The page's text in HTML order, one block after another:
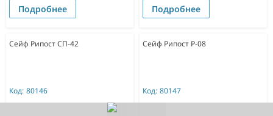
Подробнее Подробнее
Сейф Рипост СП-42
Код: 80146
Сейф Рипост Р-08
Код: 80147